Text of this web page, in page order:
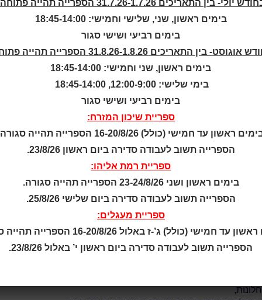
Pélissanne Media
La Médiathèque
היא קומונה של מחוז בוש-דו-רון בדרום צרפת, ומונה כ- 11,000 תושבים.
ספרייה מרכזית
Dominique Coulon &
תרבותי והיסטורי, והוא חלק מנוף סביבתי עשיר. הספרייה נבנתה
של חזיתות המבנה לבין הגוונים השונים של חומרי הבנייה,
נשמר המערך הקלאסי של חדרים מקושרים, וחללי ספריית המדיה
קומת-הקרקע נפתח אל הפארק ומאפשר למתבונן 'לטבול' בנוף.
השנייה, המבקר מגיע אל החלון הקעור שצופה כלפי עץ הדולן
בין כיכר העירייה לפארק, שופץ גם הוא, וכעת הוא מקשר בין
יולי- בין התאריכים 31.7.26-1.7.26 הספרייה תהייה פתוחה:
בימים ראשון, שני, שלישי וחמישי: 18:45-14:00
בימים רביעי ושישי סגור
אוגוסט- בין התאריכים 31.8.26-1.8.26 הספרייה תהייה פתוחה:
בימים ראשון, שני וחמישי: 18:45-14:00
בימי שלישי: 12:00-9:00, 18:45-14:00
בימים רביעי ושישי סגור
ספריית שיכון המזרח:
ראשון עד חמישי (כולל) 16-20/8/26 הספרייה תהייה סגורה.
הספרייה תשוב לעבודה סדירה ביום ראשון 23/8/26.
ספריית רמת אליהו:
בימים ראשון ושני 23-24/8/26 הספרייה תהייה סגורה.
הספרייה תשוב לעבודה סדירה ביום שלישי 25/8/26.
ספריית מעגלים:
עד חמישי (כולל) ג’-ז באלול 16-20/8/26 הספרייה תהייה סגורה.
הספרייה תשוב לעבודה סדירה ביום ראשון י’ באלול 23/8/26.